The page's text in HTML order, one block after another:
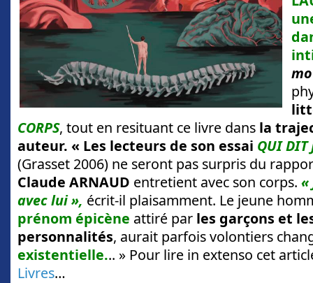
CORPS, tout en resituant ce livre dans la
auteur. « Les lecteurs de son essai QUI DIT
(Grasset 2006) ne seront pas surpris du
Claude ARNAUD entretient avec son corps. «
avec lui », écrit-il plaisamment. Le jeune
prénom épicène attiré par les garçons et
personnalités, aurait parfois volontiers
existentielle... » Pour lire in extenso cet
Livres…